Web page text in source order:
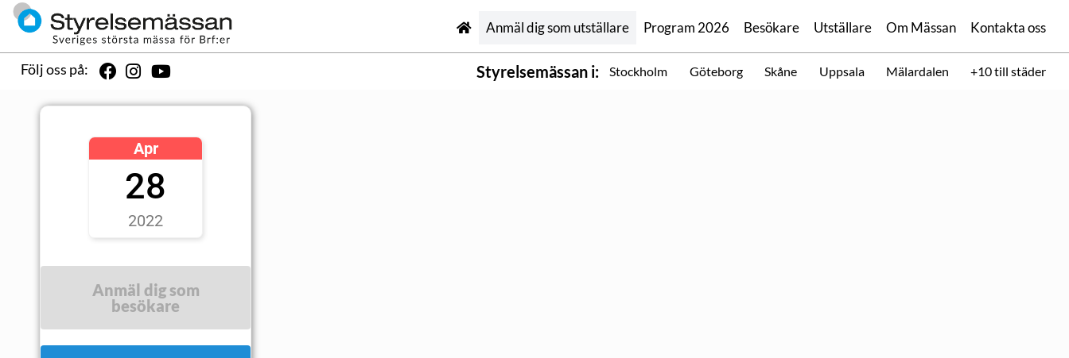
Anmäl dig som utställare Program 2026 Besökare Utställare Om Mässan Kontakta oss
Följ oss på: Styrelsemässan i: Stockholm Göteborg Skåne Uppsala Mälardalen +10 till städer
Apr
28
2022
Anmäl dig som
besökare